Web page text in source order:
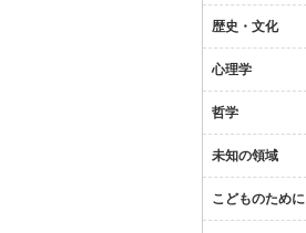
歴史・文化
心理学
哲学
未知の領域
こどものために